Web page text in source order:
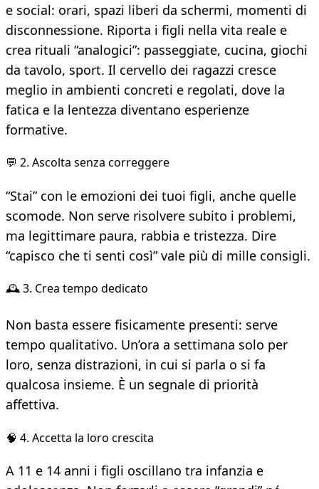
e social: orari, spazi liberi da schermi, momenti di
disconnessione. Riporta i figli nella vita reale e
crea rituali “analogici”: passeggiate, cucina, giochi
da tavolo, sport. Il cervello dei ragazzi cresce
meglio in ambienti concreti e regolati, dove la
fatica e la lentezza diventano esperienze
formative.
💬 2. Ascolta senza correggere
“Stai” con le emozioni dei tuoi figli, anche quelle
scomode. Non serve risolvere subito i problemi,
ma legittimare paura, rabbia e tristezza. Dire
“capisco che ti senti così” vale più di mille consigli.
🕰️ 3. Crea tempo dedicato
Non basta essere fisicamente presenti: serve
tempo qualitativo. Un’ora a settimana solo per
loro, senza distrazioni, in cui si parla o si fa
qualcosa insieme. È un segnale di priorità
affettiva.
🧠 4. Accetta la loro crescita
A 11 e 14 anni i figli oscillano tra infanzia e